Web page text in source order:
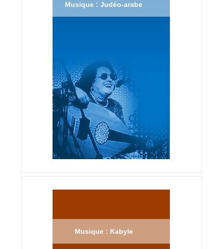
Musique : Judéo-arabe
Musique : Kabyle